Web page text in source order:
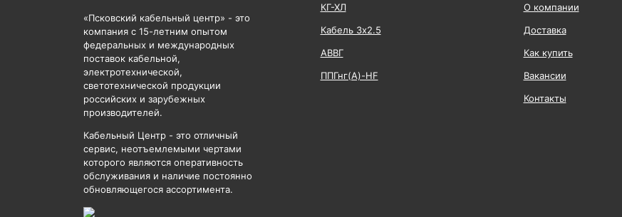
«Псковский кабельный центр» - это
компания с 15-летним опытом
федеральных и международных
поставок кабельной,
электротехнической,
светотехнической продукции
российских и зарубежных
производителей.
Кабельный Центр - это отличный
сервис, неотъемлемыми чертами
которого являются оперативность
обслуживания и наличие постоянно
обновляющегося ассортимента.
КГ-ХЛ
Кабель 3x2.5
АВВГ
ППГнг(А)-HF
О компании
Доставка
Как купить
Вакансии
Контакты